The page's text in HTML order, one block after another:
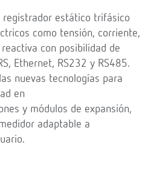
registrador estático trifásico
como tensión, corriente,
con posibilidad de
Ethernet, RS232 y RS485.
nuevas tecnologías para
en
y módulos de expansión,
adaptable a